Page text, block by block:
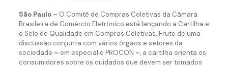
São Paulo – O Comitê de Compras Coletivas da Câmara
Brasileira de Comércio Eletrônico está lançando a Cartilha e
o Selo de Qualidade em Compras Coletivas. Fruto de uma
discussão conjunta com vários órgãos e setores da
sociedade – em especial o PROCON –, a cartilha orienta os
consumidores sobre os cuidados que devem ser tomados